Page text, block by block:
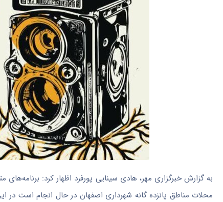
به گزارش خبرگزاری مهر، هادی سینایی پورفرد اظهار کرد:
محلات مناطق پانزده‌ گانه شهرداری اصفهان در حال انجام است